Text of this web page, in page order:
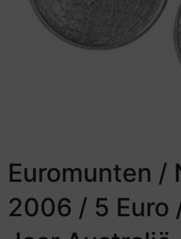
Euromunten /
2006 / 5 Euro